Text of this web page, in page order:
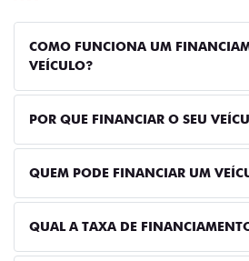
COMO FUNCIONA UM
VEÍCULO?
POR QUE FINANCIAR O SEU
QUEM PODE FINANCIAR UM
QUAL A TAXA DE